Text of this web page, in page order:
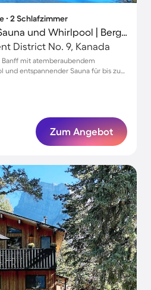
∙ 2 Schlafzimmer
Wohnung mit Grill, Sauna und Whirlpool | Bergblick
District No. 9, Kanada
mit atemberaubendem
und entspannender Sauna für bis zu
Zum Angebot